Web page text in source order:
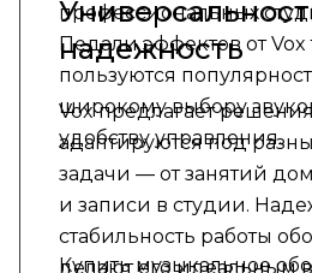
профессиональных
Педали эффектов от Vox
пользуются
широкому выбору
удобству управления.
надежность
Vox предлагает
адаптируются под
задачи — от занятий
и записи в студии.
стабильность работы
делают его идеальным
Купить музыкальное